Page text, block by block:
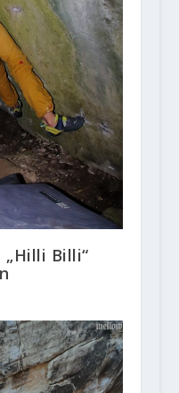
Billi“